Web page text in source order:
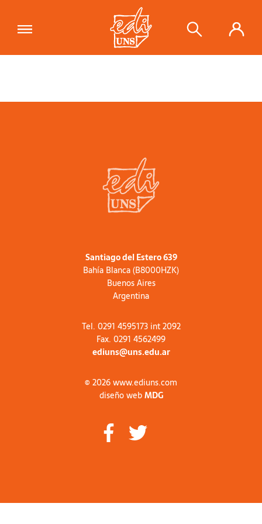
Santiago del Estero 639
Bahía Blanca (B8000HZK)
Buenos Aires
Argentina
Tel. 0291 4595173 int 2092
Fax. 0291 4562499
ediuns@uns.edu.ar
© 2026 www.ediuns.com
diseño webMDG